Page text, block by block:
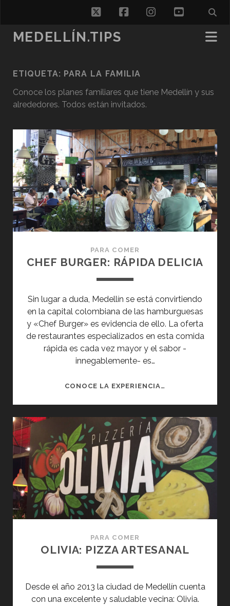
twitterfacebookinstagramyoutube
MEDELLÍN.TIPS
ETIQUETA: PARA LA FAMILIA
Conoce los planes familiares que tiene Medellín y sus
alrededores. Todos están invitados.
PARA COMER
CHEF BURGER: RÁPIDA DELICIA
Sin lugar a duda, Medellín se está convirtiendo
en la capital colombiana de las hamburguesas
y «Chef Burger» es evidencia de ello. La oferta
de restaurantes especializados en esta comida
rápida es cada vez mayor y el sabor -
innegablemente- es…
CONOCE LA EXPERIENCIA…
DELICIA
PARA COMER
OLIVIA: PIZZA ARTESANAL
Desde el año 2013 la ciudad de Medellín cuenta
con una excelente y saludable vecina: Olivia.